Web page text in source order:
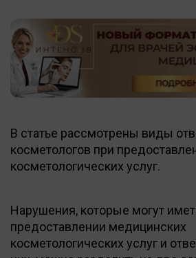
В статье рассмотрены виды
косметологов при
косметологических услуг.
Нарушения, которые могут
предоставлении медицинских
косметологических услуг и